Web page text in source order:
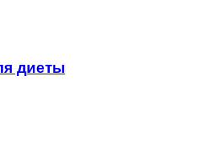
диеты